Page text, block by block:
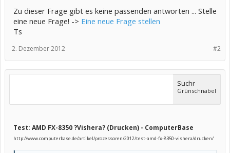
Zu dieser Frage gibt es keine passenden antworten ... Stelle
eine neue Frage! -> Eine neue Frage stellen
Ts
#2
2. Dezember 2012
Suchr
Grünschnabel
Test: AMD FX-8350 ?Vishera? (Drucken) - ComputerBase
http://www.computerbase.de/artikel/prozessoren/2012/test-amd-fx-8350-vishera/drucken/